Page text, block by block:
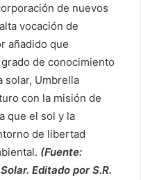
de nuevos
vocación de
añadido que
de conocimiento
solar, Umbrella
con la misión de
que el sol y la
de libertad
(Fuente:
Editado por S.R.